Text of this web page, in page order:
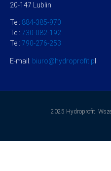
20-147 Lublin
Tel: 884-385-970
Tel: 730-082-192
Tel: 790-276-253
E-mail: biuro@hydroprofit.p
2025 Hydroprofit.